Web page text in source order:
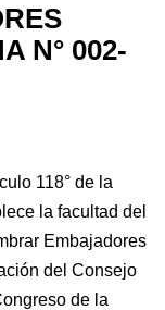
N° 002-
118° de la
la facultad del
Embajadores
del Consejo
de la